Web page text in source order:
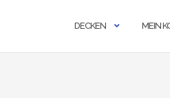
DECKEN MEIN